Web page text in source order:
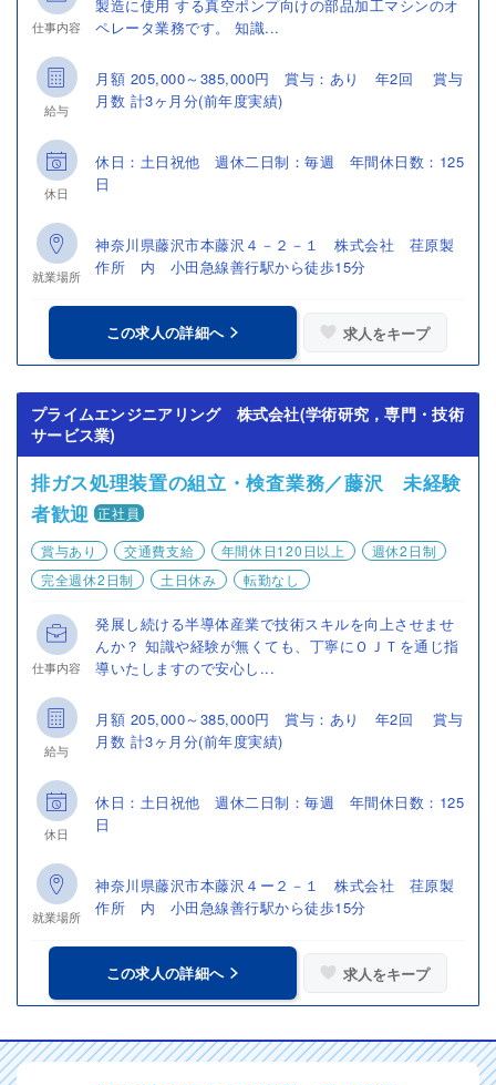
仕事内容
製造に使用 する真空ポンプ向けの部品加工マシンのオ
ペレータ業務です。 知識...
給与
月額 205,000～385,000円 賞与：あり 年2回 賞与
月数 計3ヶ月分(前年度実績)
休日
休日：土日祝他 週休二日制：毎週 年間休日数：125
日
就業場所
神奈川県藤沢市本藤沢４－２－１ 株式会社 荏原製
作所 内 小田急線善行駅から徒歩15分
この求人の詳細へ 求人をキープ
プライムエンジニアリング 株式会社(学術研究，専門・技術
サービス業)
排ガス処理装置の組立・検査業務／藤沢 未経験
者歓迎 正社員
賞与あり
交通費支給 年間休日120日以上
週休2日制
完全週休2日制
土日休み 転勤なし
仕事内容
発展し続ける半導体産業で技術スキルを向上させませ
んか？ 知識や経験が無くても、丁寧にＯＪＴを通じ指
導いたしますので安心し...
給与
月額 205,000～385,000円 賞与：あり 年2回 賞与
月数 計3ヶ月分(前年度実績)
休日
休日：土日祝他 週休二日制：毎週 年間休日数：125
日
就業場所
神奈川県藤沢市本藤沢４ー２－１ 株式会社 荏原製
作所 内 小田急線善行駅から徒歩15分
この求人の詳細へ 求人をキープ